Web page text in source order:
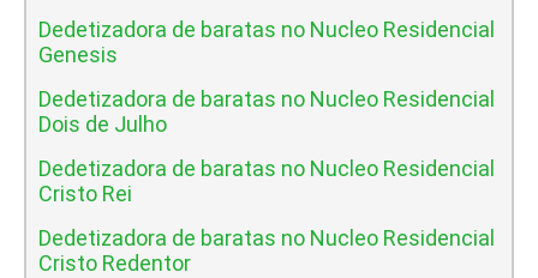
Dedetizadora de baratas no Nucleo Residencial
Genesis
Dedetizadora de baratas no Nucleo Residencial
Dois de Julho
Dedetizadora de baratas no Nucleo Residencial
Cristo Rei
Dedetizadora de baratas no Nucleo Residencial
Cristo Redentor